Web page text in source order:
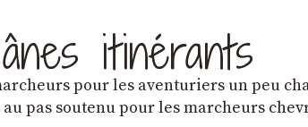
itinérants
pour les aventuriers un peu
pas soutenu pour les marcheurs